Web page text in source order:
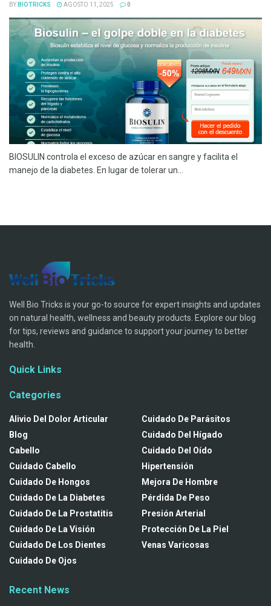
BY BIOTRICKS AGOSTO 11, 2025 0
BIOSULIN controla el exceso de azúcar en sangre y facilita el
manejo de la diabetes. En lugar de tolerar un...
Well Bio Tricks is your go-to source for expert insights and updates
on natural health, wellness and beauty products. Explore our blog
for tips, reviews and guidance to support your journey to better
health.
Quick Links
Categories
Alivio Del Dolor Articular
Blog
Cabello
Cuidado Cabello
Cuidado De Hongos
Cuidado De La Diabetes
Cuidado De La Prostatitis
Cuidado De La Visión
Cuidado De Los Dientes
Cuidado De Ojos
Cuidado De Parásitos
Cuidado Del Hígado
Cuidado Del Oído
Hipertensión
Mejora De Hombre
Pérdida De Peso
Presión Arterial
Protección De La Piel
Venas Varicosas
Recent News